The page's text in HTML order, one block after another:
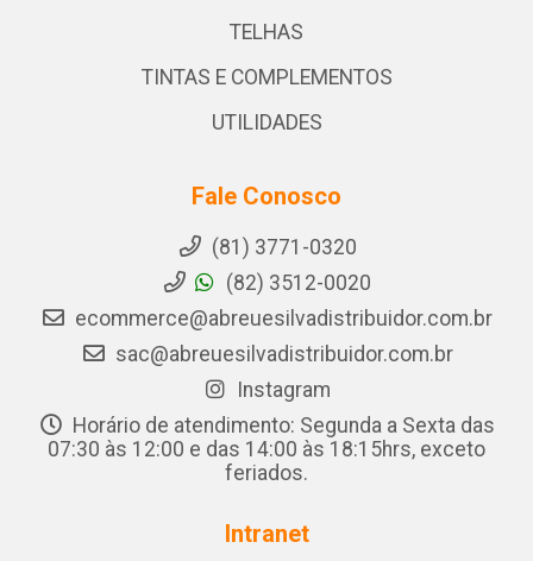
TELHAS
TINTAS E COMPLEMENTOS
UTILIDADES
Fale Conosco
(81) 3771-0320
(82) 3512-0020
ecommerce@abreuesilvadistribuidor.com.br
sac@abreuesilvadistribuidor.com.br
Instagram
Horário de atendimento: Segunda a Sexta das
07:30 às 12:00 e das 14:00 às 18:15hrs, exceto
feriados.
Intranet